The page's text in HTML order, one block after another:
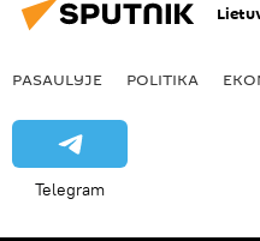
PASAULYJE POLITIKA
Telegram